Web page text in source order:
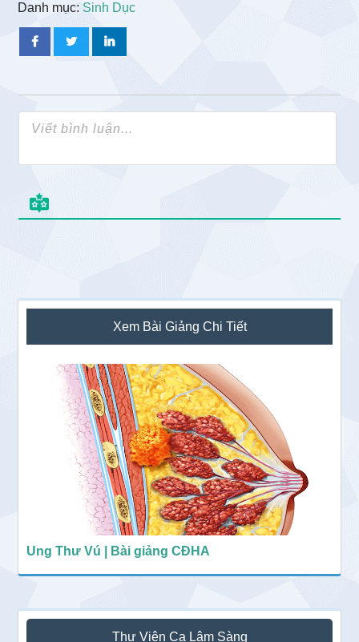
Danh mục:Sinh Dục
Sidebar
chính
Xem Bài Giảng Chi Tiết
Ung Thư Vú | Bài giảng CĐHA
Thư Viện Ca Lâm Sàng